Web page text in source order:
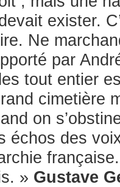
exister.
Ne
par
tout entier
cimetière
on
échos des
» Gustave